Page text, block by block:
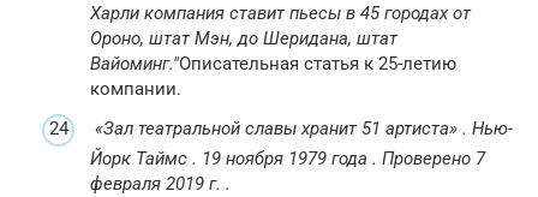
Харли компания ставит пьесы в 45 городах от
Ороно, штат Мэн, до Шеридана, штат
Вайоминг. Описательная статья к 25-летию
компании.
«Зал театральной славы хранит 51 артиста» . Нью-
Йорк Таймс . 19 ноября 1979 года . Проверено 7
февраля 2019 г. .